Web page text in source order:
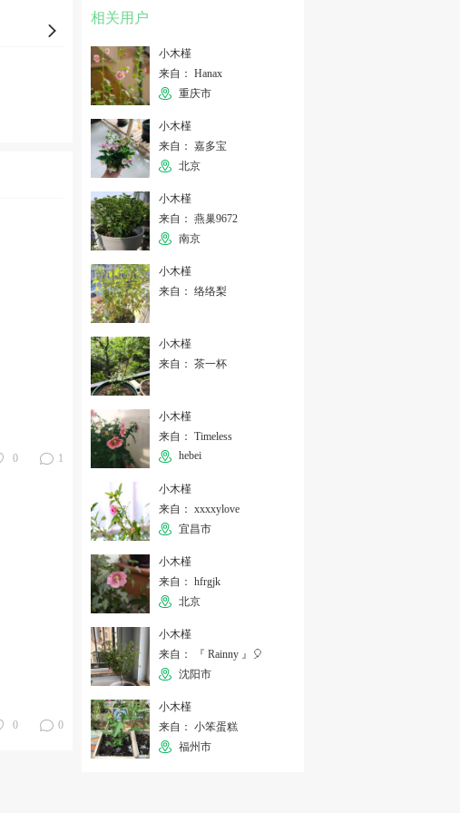
0 1
0 0
相关用户
小木槿
来自： Hanax
重庆市
小木槿
来自： 嘉多宝
北京
小木槿
来自： 燕巢9672
南京
小木槿
来自： 络络梨
小木槿
来自： 茶一杯
小木槿
来自： Timeless
hebei
小木槿
来自： xxxxylove
宜昌市
小木槿
来自： hfrgjk
北京
小木槿
来自： 『 Rainny 』🎈
沈阳市
小木槿
来自： 小笨蛋糕
福州市